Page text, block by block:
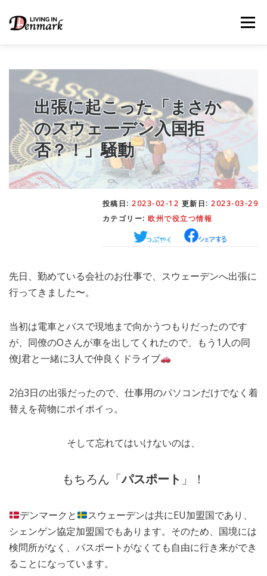
メニュー
LIFE TIPS– 生活便利帳 FOOD – ごはん事情
STUDY– 留学関連情報
WORK– デンマークの働き方
– 日本人の考察
MEDIA– メディア掲載 TRAVEL– 旅行
EVERYDAY – 日常ブログ
出張に起こった「まさか
のスウェーデン入国拒
否？！」騒動
投稿日: 2023-02-12 更新日: 2023-03-29
カテゴリー: 欧州で役立つ情報
先日、勤めている会社のお仕事で、スウェーデンへ出張に
行ってきました〜。
当初は電車とバスで現地まで向かうつもりだったのです
が、同僚のOさんが車を出してくれたので、もう1人の同
僚J君と一緒に3人で仲良くドライブ
2泊3日の出張だったので、仕事用のパソコンだけでなく着
替えを荷物にポイポイっ。
そして忘れてはいけないのは、
もちろん「パスポート 」！
デンマークと
スウェーデンは共にEU加盟国であり、
シェンゲン協定加盟国でもあります。そのため、国境には
検問所がなく、パスポートがなくても自由に行き来ができ
ることになっています。